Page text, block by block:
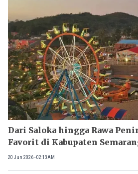
Dari Saloka hingga Rawa
Favorit di Kabupaten
20 Jun 2026 - 02:13AM